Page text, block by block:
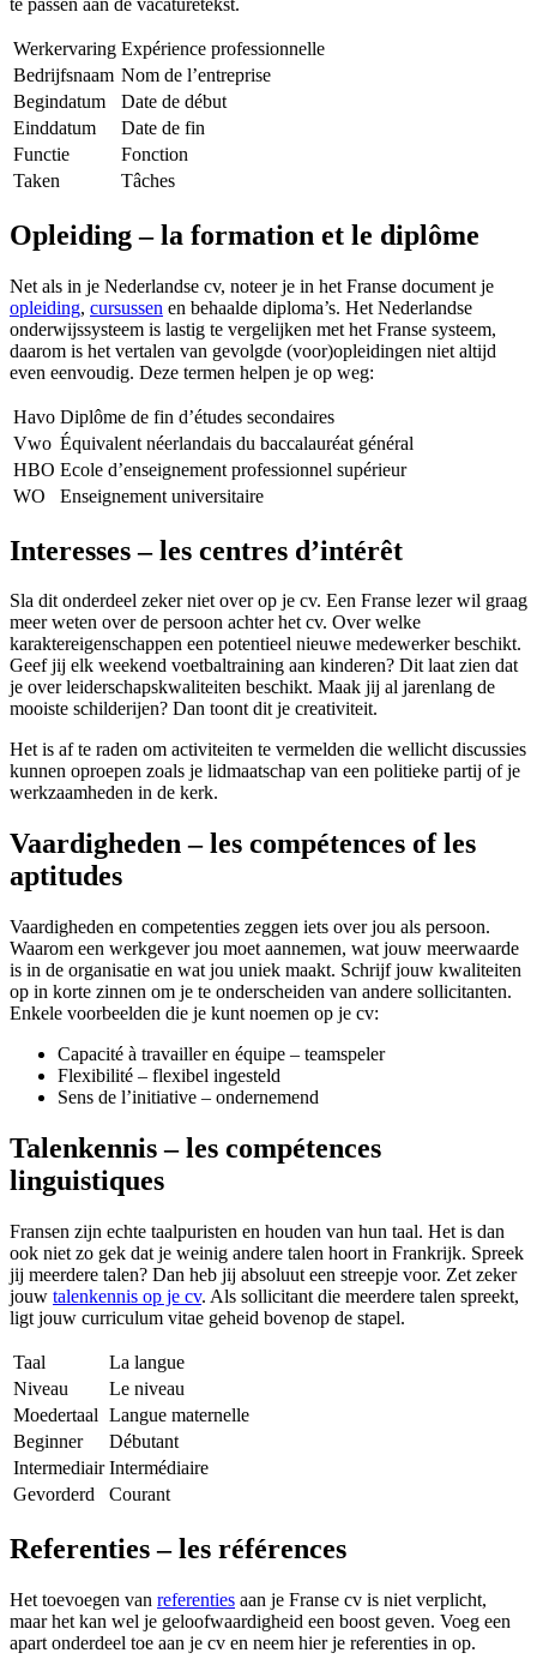
Werkervaring Expérience professionnelle
Bedrijfsnaam Nom de l’entreprise
Begindatum
Date de début
Einddatum
Date de fin
Functie
Fonction
Taken
Tâches
Opleiding – la formation et le diplôme
Net als in je Nederlandse cv, noteer je in het Franse document je
opleiding, cursussen en behaalde diploma’s. Het Nederlandse
onderwijssysteem is lastig te vergelijken met het Franse systeem,
daarom is het vertalen van gevolgde (voor)opleidingen niet altijd
even eenvoudig. Deze termen helpen je op weg:
Havo Diplôme de fin d’études secondaires
Vwo Équivalent néerlandais du baccalauréat général
HBO Ecole d’enseignement professionnel supérieur
WO
Enseignement universitaire
Interesses – les centres d’intérêt
Sla dit onderdeel zeker niet over op je cv. Een Franse lezer wil graag
meer weten over de persoon achter het cv. Over welke
karaktereigenschappen een potentieel nieuwe medewerker beschikt.
Geef jij elk weekend voetbaltraining aan kinderen? Dit laat zien dat
je over leiderschapskwaliteiten beschikt. Maak jij al jarenlang de
mooiste schilderijen? Dan toont dit je creativiteit.
Het is af te raden om activiteiten te vermelden die wellicht discussies
kunnen oproepen zoals je lidmaatschap van een politieke partij of je
werkzaamheden in de kerk.
Vaardigheden – les compétences of les
aptitudes
Vaardigheden en competenties zeggen iets over jou als persoon.
Waarom een werkgever jou moet aannemen, wat jouw meerwaarde
is in de organisatie en wat jou uniek maakt. Schrijf jouw kwaliteiten
op in korte zinnen om je te onderscheiden van andere sollicitanten.
Enkele voorbeelden die je kunt noemen op je cv:
Capacité à travailler en équipe – teamspeler
Flexibilité – flexibel ingesteld
Sens de l’initiative – ondernemend
Talenkennis – les compétences
linguistiques
Fransen zijn echte taalpuristen en houden van hun taal. Het is dan
ook niet zo gek dat je weinig andere talen hoort in Frankrijk. Spreek
jij meerdere talen? Dan heb jij absoluut een streepje voor. Zet zeker
jouw talenkennis op je cv. Als sollicitant die meerdere talen spreekt,
ligt jouw curriculum vitae geheid bovenop de stapel.
Taal
La langue
Niveau
Le niveau
Moedertaal Langue maternelle
Beginner
Débutant
Intermediair Intermédiaire
Gevorderd
Courant
Referenties – les références
Het toevoegen van referenties aan je Franse cv is niet verplicht,
maar het kan wel je geloofwaardigheid een boost geven. Voeg een
apart onderdeel toe aan je cv en neem hier je referenties in op.